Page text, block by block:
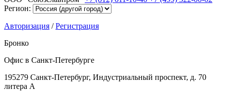
Регион:
Авторизация /Регистрация
Бронко
Офис в Санкт-Петербурге
195279 Санкт-Петербург, Индустриальный проспект, д. 70
литера А